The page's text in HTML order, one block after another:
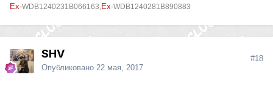
Ex-WDB1240231B066163,Ex-WDB1240281B890883
SHV
Опубликовано 22 мая, 2017
#18